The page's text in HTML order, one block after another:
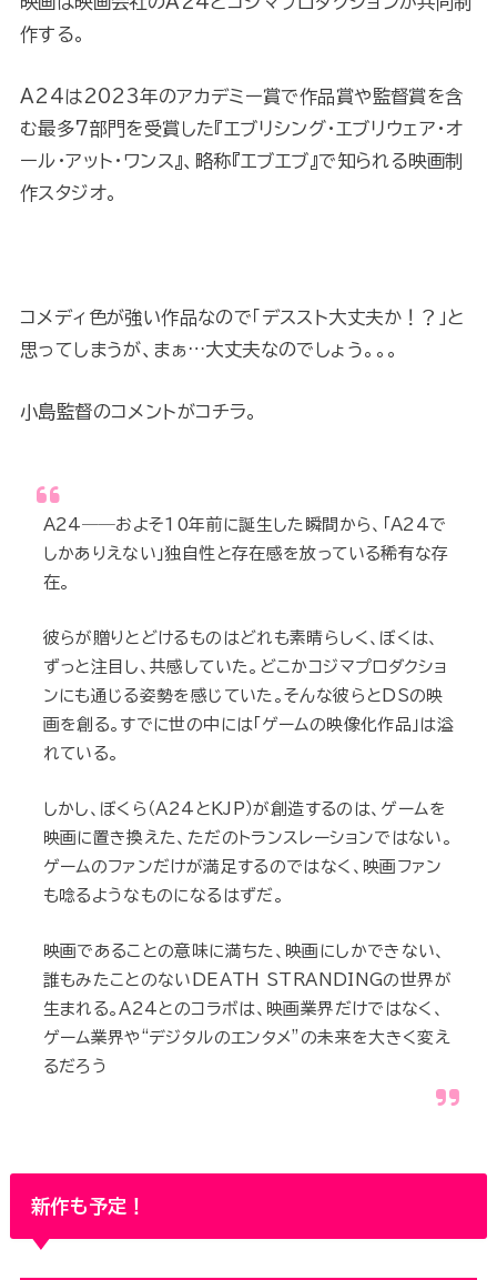
作する。
A24は2023年のアカデミー賞で作品賞や監督賞を含
む最多7部門を受賞した『エブリシング・エブリウェア・オ
ール・アット・ワンス』、略称『エブエブ』で知られる映画制
作スタジオ。
コメディ色が強い作品なので「デススト大丈夫か！？」と
思ってしまうが、まぁ…大丈夫なのでしょう。。。
小島監督のコメントがコチラ。
A24――およそ10年前に誕生した瞬間から、「A24で
しかありえない」独自性と存在感を放っている稀有な存
在。
彼らが贈りとどけるものはどれも素晴らしく、ぼくは、
ずっと注目し、共感していた。どこかコジマプロダクショ
ンにも通じる姿勢を感じていた。そんな彼らとDSの映
画を創る。すでに世の中には「ゲームの映像化作品」は溢
れている。
しかし、ぼくら（A24とKJP）が創造するのは、ゲームを
映画に置き換えた、ただのトランスレーションではない。
ゲームのファンだけが満足するのではなく、映画ファン
も唸るようなものになるはずだ。
映画であることの意味に満ちた、映画にしかできない、
誰もみたことのないDEATH STRANDINGの世界が
生まれる。A24とのコラボは、映画業界だけではなく、
ゲーム業界や“デジタルのエンタメ”の未来を大きく変え
るだろう
新作も予定！